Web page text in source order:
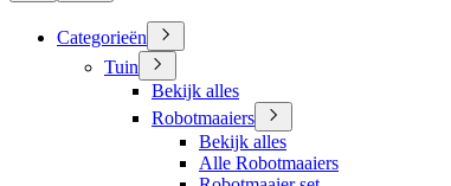
Categorieën
Tuin
Bekijk alles
Robotmaaiers
Bekijk alles
Alle Robotmaaiers